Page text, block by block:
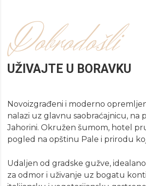
Dobrodošli
UŽIVAJTE U BORAVKU
Novoizgrađeni i moderno
nalazi uz glavnu saobraćajnicu, na
Jahorini. Okružen šumom, hotel
pogled na opštinu Pale i prirodu
Udaljen od gradske gužve,
za odmor i uživanje uz bogatu